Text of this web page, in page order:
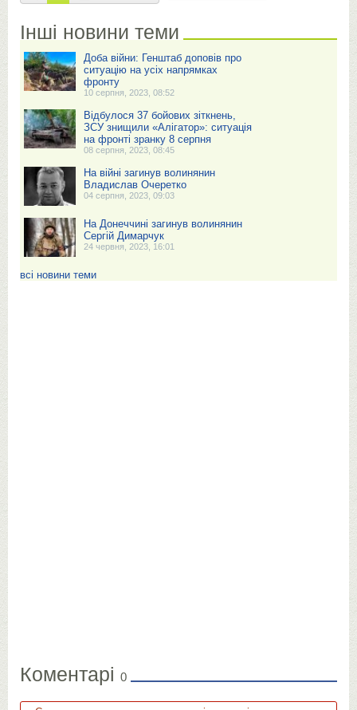
Інші новини теми
Доба війни: Генштаб доповів про
ситуацію на усіх напрямках
фронту
10 серпня, 2023, 08:52
Відбулося 37 бойових зіткнень,
ЗСУ знищили «Алігатор»: ситуація
на фронті зранку 8 серпня
08 серпня, 2023, 08:45
На війні загинув волинянин
Владислав Очеретко
04 серпня, 2023, 09:03
На Донеччині загинув волинянин
Сергій Димарчук
24 червня, 2023, 16:01
всі новини теми
Коментарі 0